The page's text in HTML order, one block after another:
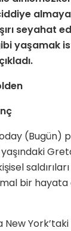
seyahat
yaşamak
(Bugün)
bir hayata
New